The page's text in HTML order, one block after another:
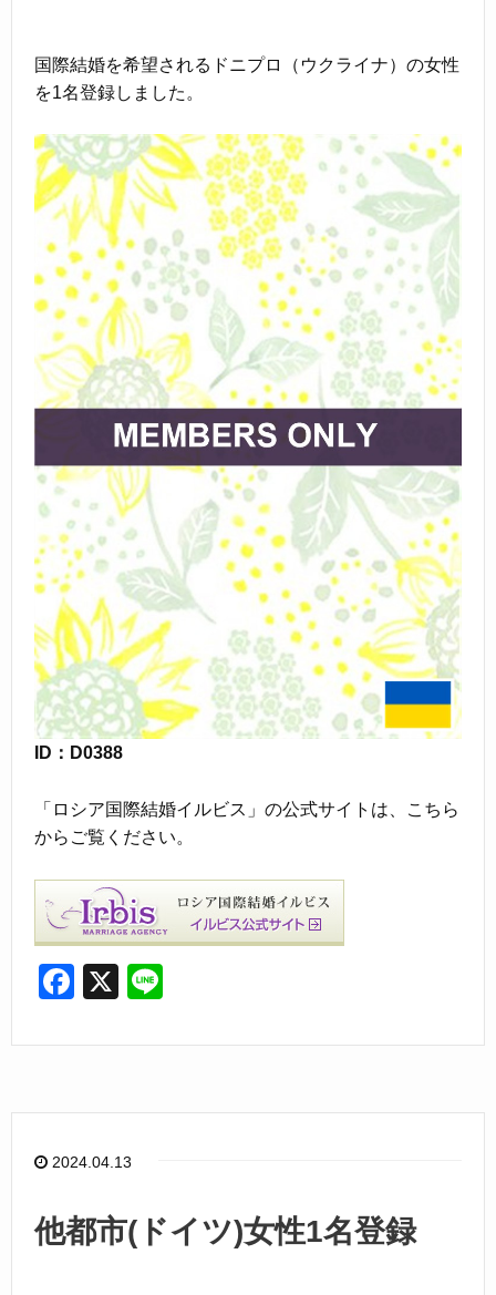
国際結婚を希望されるドニプロ（ウクライナ）の女性
を1名登録しました。
ID：D0388
「ロシア国際結婚イルビス」の公式サイトは、こちら
からご覧ください。
F
c
b
o
k
X
e
2024.04.13
他都市(ドイツ)女性1名登録